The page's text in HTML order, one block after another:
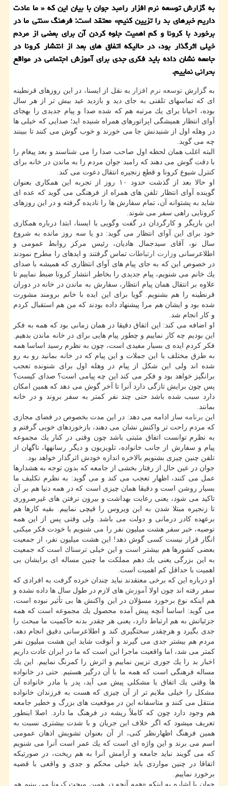
به گزارش توسعه نرم افزار رامبد جوان با بیان این كه « ما عادت
داریم خبرهای بد را تزیین كنیم» معتقد است: فرهنگ سنتی ما در
برخورد با كرونا و كم اهمیت جلوه كردن آن برای بعضی از مردم
خیلی اثرگذار بود، در حالیكه اتفاق های بعد از انتشار كرونا در
جامعه نشان داده باید فكری جدی برای آموزش اجتماعی در مواقع
بحرانی نماییم.
به گزارش توسعه نرم افزار به نقل از ایسنا، در این روزهای قرنطینه
ای كه تماسهای تلفنی به جای دید و بازدید عید بیش تر از هر سال
بوده، احیانا برای یك مرتبه هم كه شده صدا و پیام جدیدی را بهجای
آوای انتظار همیشگی اپراتورهای همراه شنیده اید؛ صدایی كه خیلی ها
در وهله اول از شنیدنش جا می خورند و خوب گوش می كنند تا ببینند
چه می گوید.
البته اغلب همان لحظه اول صاحب صدا را می شناسند و بعد پیغام را
با دقت گوش می دهند كه رامبد جوان مردم را به ماندن در خانه برای
كنترل شیوع كرونا و قطع زنجیره انتقال دعوت می كند.
او حالا بعد از گذشت حدود ۱۰ روز از تجربه این همكاری بعنوان
گوینده آوای انتظار تلفن های همراه از فرهنگی می گوید كه عده ای
شاید به پشتوانه آن، تمام سفارش ها را نادیده گرفته و در این روزهای
كرونایی راهی سفر می شوند.
این بازیگر و كارگردان در گفت وگویی با ایسنا، ابتدا درباره همكاری
خود برای این آوای انتظار می گوید: دو یا سه روز مانده به شروع
سال نو، آقای سیدجمال هادیان، رئیس مركز روابط عمومی و
اطلاعرسانی وزارت ارتباطات تماس گرفتند و ایدهای را مطرح نمودند
در خصوص این كه به جای پیام های آوای انتظاری كه همیشه با صدای
یك خانم می شنویم، پیام جدیدی را بخاطر انتشار كرونا ضبط نماییم تا
علاوه بر انتقال همان پیام انتظار، سفارش به ماندن در خانه در دوران
قرنطینه را هم بشنویم. گویا برای این ایده با خانم برومند مشورت
شده بود و ایشان هم مرا پیشنهاد داده بودند كه من هم استقبال كردم
و كار انجام شد.
او اضافه می كند: این اتفاق دقیقا در همان زمانی بود كه همه به فكر
این بودیم چه كار نماییم و چطور پیام هایی برای در خانه ماندن بدهیم.
فكر كردم ایده ی بسیار مفیدی است، چون به نظرم رسید اساسا همه
به طرق مختلف با این جملات و این پیام كه در خانه بمانید رو به رو
شده اند ولی این شكل از پیام در وهله اول برای شنونده تعجب
برانگیز خواهد بود و فكر می كند این چه پیامی است؟ صدای كیست؟
پس چون برایش تازگی دارد آنرا تا آخر گوش می دهد كه همین امكان
دارد سبب شده باشد حتی چند نفر كمتر به سفر بروند و در خانه
بمانند.
این برنامه ساز ادامه می دهد: در این مدت بخصوص در فضای مجازی
كه مردم راحت تر واكنش نشان می دهند، بازخوردهای خوبی گرفتم و
به نظرم توانست اتفاق مثبتی باشد چون وقتی در كنار یك مجموعه
پیام و سفارش از جانب خانواده، تلویزیون و دیگر رسانهها، ناگهان از
تلفن چنین چیزی بشنویم بالاخره اندازه خودش اثرگذار خواهد بود.
جوان در عین حال از رفتار بخشی از جامعه كه بدون توجه به هشدارها
عمل می كنند، اظهار تعجب می كند و می گوید: به نظرم تكلیف ما
بسیار روشن است و دقیقا همان چیزی است كه در همه دنیا هم بر آن
تاكید می شود، یعنی رعایت بهداشت و بیرون نرفتن های غیرضروری
تا زنجیره مبتلا شدن به این ویروس را قیچی نماییم. بقیه كارها هم
برعهده كادر درمانی و دولت می باشد. ولی وقتی پس از این همه
توصیه، خبر سفر هشت میلیون نفر را می شنویم با خودت فكر میكنی
انگار قرار نیست كسی گوش دهد! این هشت میلیون نفر، از جمعیت
بعضی كشورها هم بیشتر است و این خیلی ترسناك است كه جمعیت
به این بزرگی یعنی یك دهم مملكت ما چنین مساله ای برایشان بی
اهمیت با حداقل كم اهمیت است.
او درباره این كه برخی معتقدند نباید چندان خرده گرفت به افرادی كه
سفر رفته اند چون اولا آموزش های لازم در طول سال ها داده نشده و
هم اینكه نوع برخورد مسؤلان در این واكنش ها بی تأثیر نبوده است،
می گوید: اساسا آنچه پیش آمده محصول یك مجموعه است كه همه
جزئیاتش به هم ارتباط دارد، یعنی هر چقدر بدنه حاكمیت ما مبحث را
جدی بگیرد و هرچقدر سختگیری كند و اطلاعرسانی دقیق انجام دهد،
مردم هم بیشتر جدی می گیرند و آنوقت شاید این هشت میلیون نفر
كمتر می شد، اما واقعیت ماجرا این است كه ما در ایران عادت داریم
اخبار بد را یك جوری تزیین نماییم و اثرش را كمرنگ نماییم. این یك
مساله فرهنگی است كه همه ما با آن درگیر هستیم. حتی در خانواده
ها وقتی یك اتفاق یا مشكلی پیش می آید، پدر یا مادر خانواده آن
مشكل را خیلی ملایم تر از آن چیزی كه هست به فرزندان خانواده
منتقل می كنند و متاسفانه این در موقعیت های بزرگ و خطیر جامعه
هم وجود دارد چون كه كاملاً ریشه در فرهنگ ما دارد. اصلا اینطور
تعریف میشود كه اگر خلاف این جریان و با شدت بیشتری نسبت به
همین فرهنگ اظهارنظر كنی، از آن بعنوان تشویش اذهان عمومی
اسم می برند و این واژه ای است كه یك عمر است آنرا می شنویم
كه می گویند نباید جامعه و آرامش آنرا به هم ریخت، در صورتیكه
اتفاقا در چنین مواردی باید خیلی محكم و جدی و واقعی با قضیه
برخورد نماییم.
جوان با اشاره به اینكه «همه آنچه در همین مبحث كرونا می بینیم هم